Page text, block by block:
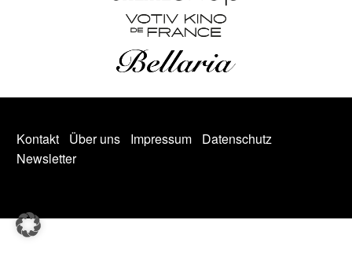
Kontakt Über uns Impressum
Datenschutz
Newsletter